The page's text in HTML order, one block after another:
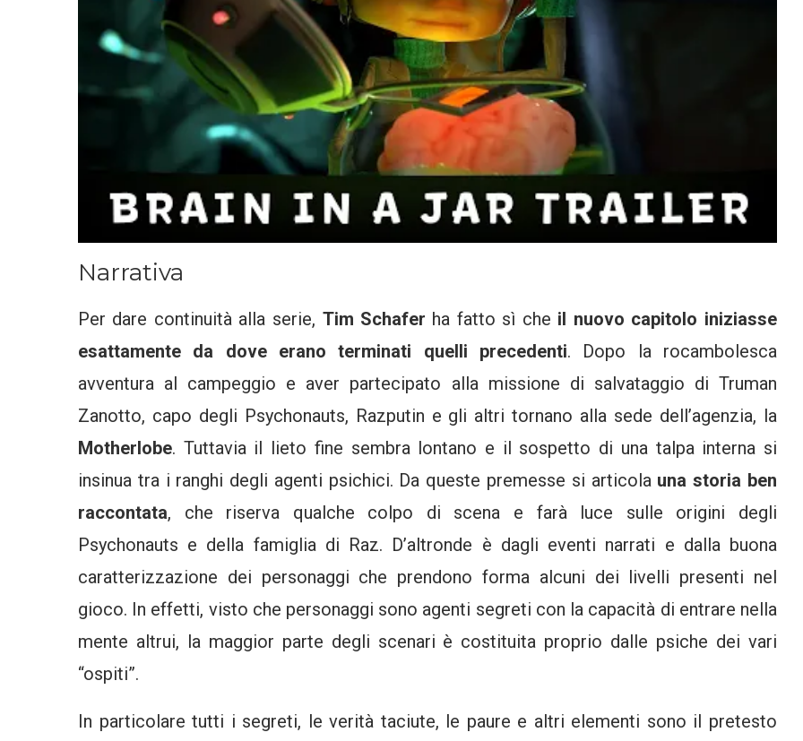
Narrativa
Per dare continuità alla serie, Tim Schafer ha fatto sì che il nuovo capitolo iniziasse
esattamente da dove erano terminati quelli precedenti. Dopo la rocambolesca
avventura al campeggio e aver partecipato alla missione di salvataggio di Truman
Zanotto, capo degli Psychonauts, Razputin e gli altri tornano alla sede dell’agenzia, la
Motherlobe. Tuttavia il lieto fine sembra lontano e il sospetto di una talpa interna si
insinua tra i ranghi degli agenti psichici. Da queste premesse si articola una storia ben
raccontata, che riserva qualche colpo di scena e farà luce sulle origini degli
Psychonauts e della famiglia di Raz. D’altronde è dagli eventi narrati e dalla buona
caratterizzazione dei personaggi che prendono forma alcuni dei livelli presenti nel
gioco. In effetti, visto che personaggi sono agenti segreti con la capacità di entrare nella
mente altrui, la maggior parte degli scenari è costituita proprio dalle psiche dei vari
“ospiti”.
In particolare tutti i segreti, le verità taciute, le paure e altri elementi sono il pretesto